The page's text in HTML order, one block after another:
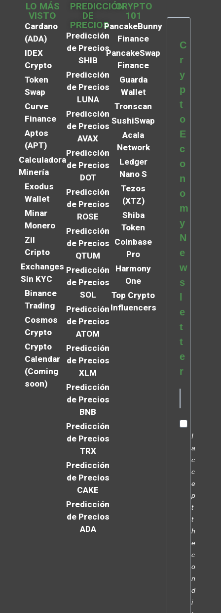
LO MÁS
VISTO
Cardano
(ADA)
IDEX
Crypto
Token
Swap
Curve
Finance
Aptos
(APT)
Calculadora
Minería
Exodus
Wallet
Minar
Monero
Zil
Cripto
Exchanges
Sin KYC
Binance
Trading
Cosmos
Crypto
Crypto
Calendar
(Coming
soon)
PREDICCIÓN
DE
PRECIOS
Predicción
de Precios
SHIB
Predicción
de Precios
LUNA
Predicción
de Precios
AVAX
Predicción
de Precios
DOT
Predicción
de Precios
ROSE
Predicción
de Precios
QTUM
Predicción
de Precios
SOL
Predicción
de Precios
ATOM
Predicción
de Precios
XLM
Predicción
de Precios
BNB
Predicción
de Precios
TRX
Predicción
de Precios
CAKE
Predicción
de Precios
ADA
CRYPTO
101
PancakeBunny
Finance
PancakeSwap
Finance
Guarda
Wallet
Tronscan
SushiSwap
Acala
Network
Ledger
Nano S
Tezos
(XTZ)
Shiba
Token
Coinbase
Pro
Harmony
One
Top Crypto
Influencers
C
r
y
p
t
o
E
c
o
n
o
m
y
N
e
w
s
e
t
t
e
r
I
a
c
c
e
p
t
t
h
e
c
o
n
d
i